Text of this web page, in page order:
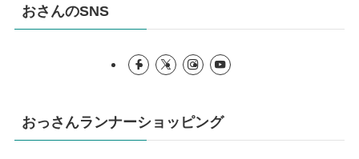
おさんのSNS
おっさんランナーショッピング